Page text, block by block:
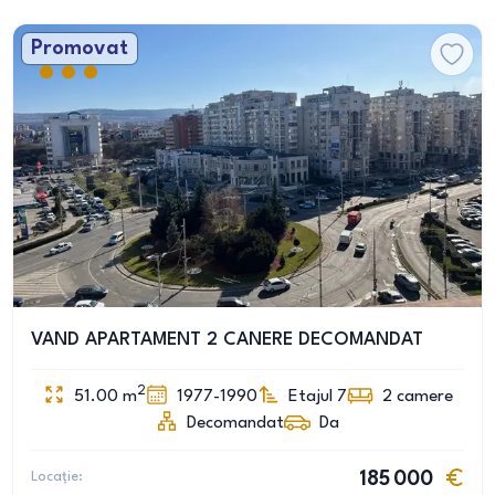
Promovat
VAND APARTAMENT 2 CANERE DECOMANDAT
51.00 m2 1977-1990 Etajul 7 2 camere
Decomandat
Da
Locație: 185 000